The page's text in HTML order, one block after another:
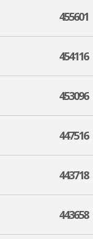
455601
454116
453096
447516
443718
443658